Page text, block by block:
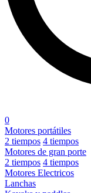
0
Motores portátiles
2 tiempos 4 tiempos
Motores de gran porte
2 tiempos 4 tiempos
Motores Electricos
Lanchas